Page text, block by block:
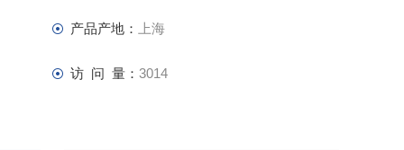
产品产地： 上海
访 问 量： 3014